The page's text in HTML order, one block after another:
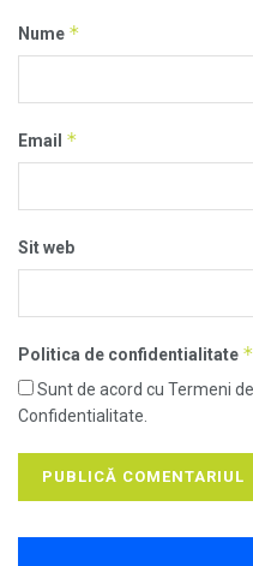
Nume *
Email *
Sit web
Politica de confidentialitate *
Sunt de acord cu Termeni
Confidentialitate.